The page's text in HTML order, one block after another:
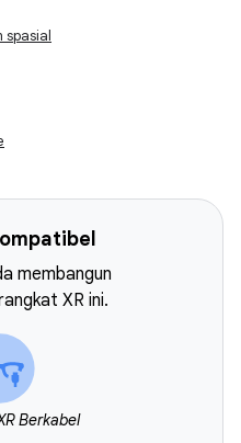
spasial
membangun
XR ini.
Berkabel